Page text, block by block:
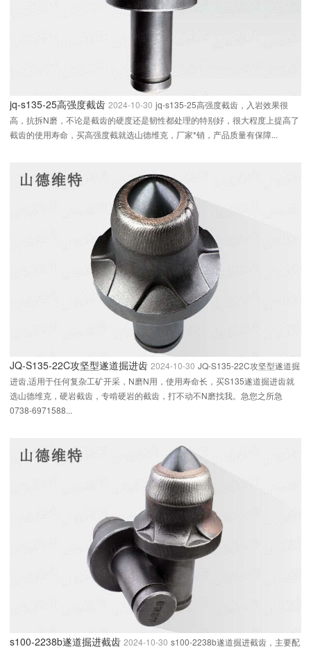
jq-s135-25高强度截齿 2024-10-30 jq-s135-25高强度截齿，入岩效果很
高，抗拆N磨，不论是截齿的硬度还是韧性都处理的特别好，很大程度上提高了
截齿的使用寿命，买高强度截就选山德维克，厂家*销，产品质量有保障...
JQ-S135-22C攻坚型遂道掘进齿 2024-10-30 JQ-S135-22C攻坚型遂道掘
进齿,适用于任何复杂工矿开采，N磨N用，使用寿命长，买S135遂道掘进齿就
选山德维克，硬岩截齿，专啃硬岩的截齿，打不动不N磨找我。急您之所急
0738-6971588...
s100-2238b遂道掘进截齿 2024-10-30 s100-2238b遂道掘进截齿，主要配